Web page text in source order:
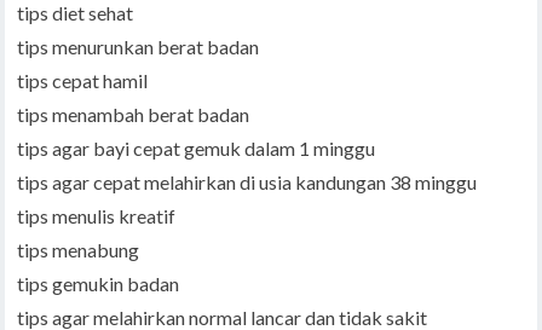
tips diet sehat
tips menurunkan berat badan
tips cepat hamil
tips menambah berat badan
tips agar bayi cepat gemuk dalam 1 minggu
tips agar cepat melahirkan di usia kandungan 38 minggu
tips menulis kreatif
tips menabung
tips gemukin badan
tips agar melahirkan normal lancar dan tidak sakit